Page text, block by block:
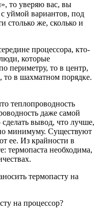
то уверяю вас, вы
с уймой вариантов, под
столько же, сколько и
процессора, кто-
которые
периметру, то в центр,
то в шахматном порядке.
теплопроводность
даже самой
вывод, что лучше,
минимуму. Существуют
ее. Из крайности в
термопаста необходима,
термопасту на